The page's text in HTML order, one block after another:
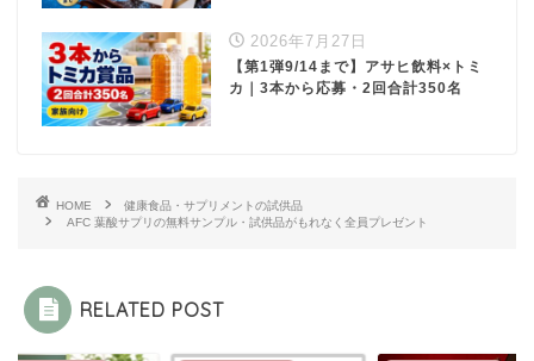
2026年7月27日
【第1弾9/14まで】アサヒ飲料×トミ
カ｜3本から応募・2回合計350名
HOME
健康食品・サプリメントの試供品
AFC 葉酸サプリの無料サンプル・試供品がもれなく全員プレゼント
RELATED POST